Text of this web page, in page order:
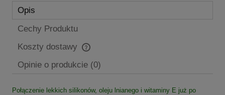
Opis
Cechy Produktu
Koszty dostawy
Cena nie zawiera ewentualnych kosztów płatności
Opinie o produkcie (0)
Połączenie lekkich silikonów, oleju lnianego i witaminy E już po